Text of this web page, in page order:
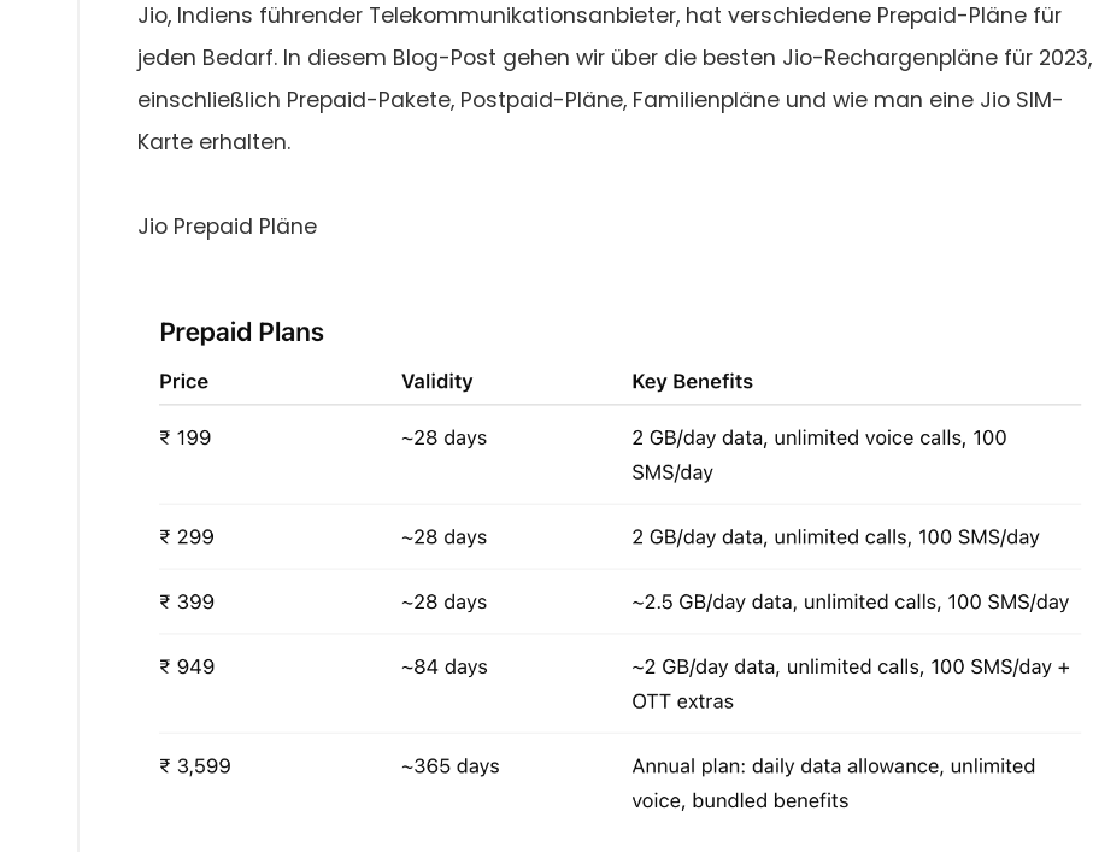
Jio, Indiens führender Telekommunikationsanbieter, hat verschiedene Prepaid-Pläne für
jeden Bedarf. In diesem Blog-Post gehen wir über die besten Jio-Rechargenpläne für 2023,
einschließlich Prepaid-Pakete, Postpaid-Pläne, Familienpläne und wie man eine Jio SIM-
Karte erhalten.
Jio Prepaid Pläne